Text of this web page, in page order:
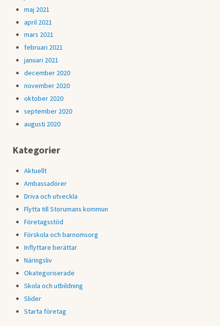
maj 2021
april 2021
mars 2021
februari 2021
januari 2021
december 2020
november 2020
oktober 2020
september 2020
augusti 2020
Kategorier
Aktuellt
Ambassadörer
Driva och utveckla
Flytta till Storumans kommun
Företagsstöd
Förskola och barnomsorg
Inflyttare berättar
Näringsliv
Okategoriserade
Skola och utbildning
Slider
Starta företag